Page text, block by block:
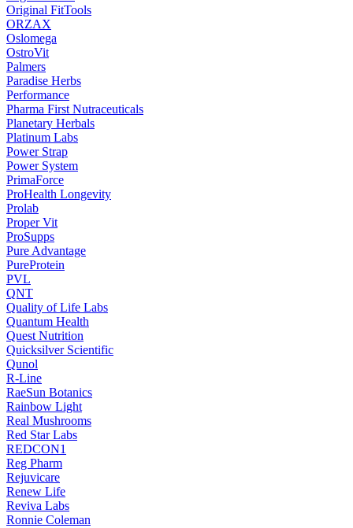
Original FitTools
ORZAX
Oslomega
OstroVit
Palmers
Paradise Herbs
Performance
Pharma First Nutraceuticals
Planetary Herbals
Platinum Labs
Power Strap
Power System
PrimaForce
ProHealth Longevity
Prolab
Proper Vit
ProSupps
Pure Advantage
PureProtein
PVL
QNT
Quality of Life Labs
Quantum Health
Quest Nutrition
Quicksilver Scientific
Qunol
R-Line
RaeSun Botanics
Rainbow Light
Real Mushrooms
Red Star Labs
REDCON1
Reg Pharm
Rejuvicare
Renew Life
Reviva Labs
Ronnie Coleman